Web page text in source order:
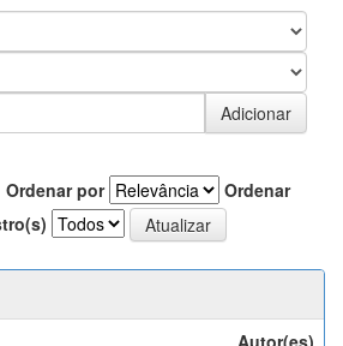
Ordenar por
Ordenar
Autor(es)